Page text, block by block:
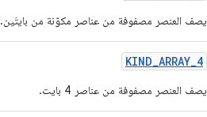
يصف العنصر مصفوفة من عناصر مكوّنة من بايتَين.
KIND_ARRAY_4
يصف العنصر مصفوفة من عناصر 4 بايت.